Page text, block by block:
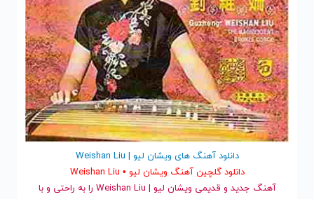
دانلود آهنگ های ویشان لیو | Weishan Liu
دانلود گلچین آهنگ ویشان لیو • Weishan Liu
آهنگ جدید
و قدیمی ویشان لیو | Weishan Liu را به راحتی و با